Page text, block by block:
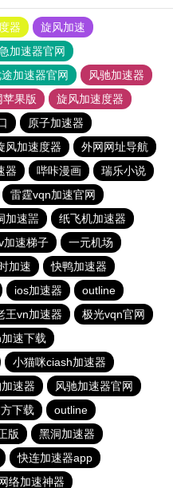
器
旋风加速
加速器官网
加速器官网
风驰加速器
果版
旋风加速度器
原子加速器
风加速度器
外网网址导航
器 哔咔漫画
瑞乐小说
雷霆vqn加速官网
加速噐
纸飞机加速器
加速梯子
一元机场
加速
快鸭加速器
ios加速器
outline
王vn加速器
极光vqn官网
速下载
小猫咪ciash加速器
速器
风驰加速器官网
下载
outline
版
黑洞加速器
快连加速器app
络加速神器